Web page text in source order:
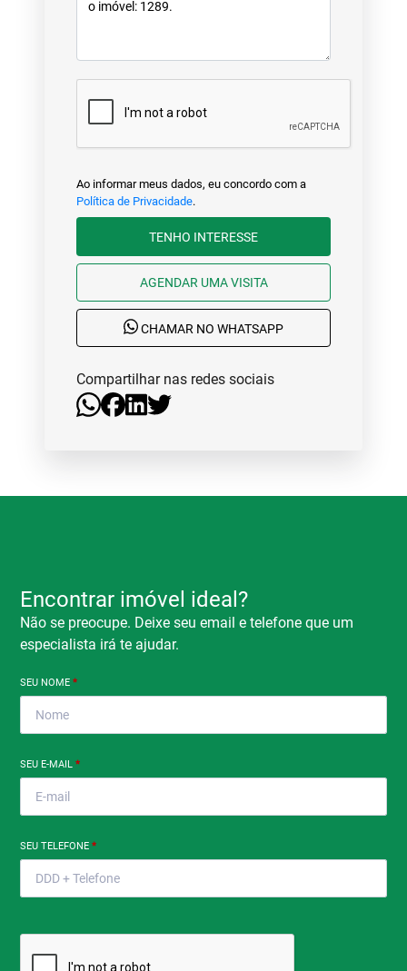
Ao informar meus dados, eu concordo com a
Política de Privacidade.
TENHO INTERESSE
AGENDAR UMA VISITA
CHAMAR NO WHATSAPP
Compartilhar nas redes sociais
Encontrar imóvel ideal?
Não se preocupe. Deixe seu email e telefone que um
especialista irá te ajudar.
SEU NOME*
SEU E-MAIL*
SEU TELEFONE*